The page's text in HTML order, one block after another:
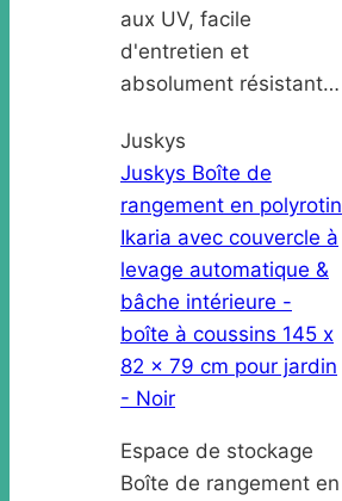
aux UV, facile
d'entretien et
absolument résistant…
Juskys
Juskys Boîte de
rangement en polyrotin
Ikaria avec couvercle à
levage automatique &
bâche intérieure -
boîte à coussins 145 x
82 x 79 cm pour jardin
- Noir
Espace de stockage
Boîte de rangement en